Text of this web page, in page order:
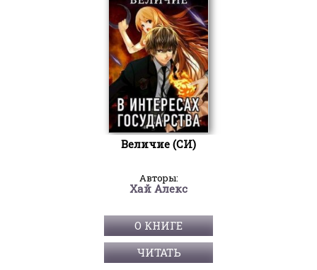
Величие (СИ)
Авторы:
Хай Алекс
О КНИГЕ
ЧИТАТЬ